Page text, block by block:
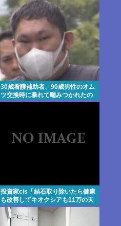
30歳看護補助者、90歳男性のオム
ツ交換時に暴れて噛みつかれたの
に激怒しボコボコにしてしまい逮
投資家cis「結石取り除いたら健康
も改善してキオクシアも11万の天
井で売り抜けられたわ」